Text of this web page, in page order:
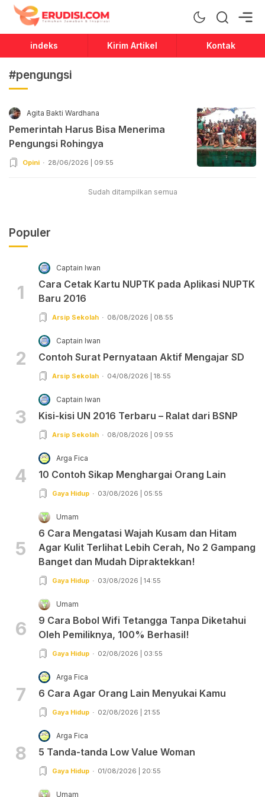
Erudisi
Temukan Jawaban dan Inspirasi
indeks Kirim Artikel Kontak
#pengungsi
Agita Bakti Wardhana
Pemerintah Harus Bisa Menerima
Pengungsi Rohingya
Opini 28/06/2026 | 09:55
Sudah ditampilkan semua
Populer
1
Captain Iwan
Cara Cetak Kartu NUPTK pada Aplikasi NUPTK
Baru 2016
Arsip Sekolah 08/08/2026 | 08:55
2
Captain Iwan
Contoh Surat Pernyataan Aktif Mengajar SD
Arsip Sekolah 04/08/2026 | 18:55
3
Captain Iwan
Kisi-kisi UN 2016 Terbaru – Ralat dari BSNP
Arsip Sekolah 08/08/2026 | 09:55
4
Arga Fica
10 Contoh Sikap Menghargai Orang Lain
Gaya Hidup 03/08/2026 | 05:55
5
Umam
6 Cara Mengatasi Wajah Kusam dan Hitam
Agar Kulit Terlihat Lebih Cerah, No 2 Gampang
Banget dan Mudah Dipraktekkan!
Gaya Hidup 03/08/2026 | 14:55
6
Umam
9 Cara Bobol Wifi Tetangga Tanpa Diketahui
Oleh Pemiliknya, 100% Berhasil!
Gaya Hidup 02/08/2026 | 03:55
7
Arga Fica
6 Cara Agar Orang Lain Menyukai Kamu
Gaya Hidup 02/08/2026 | 21:55
8
Arga Fica
5 Tanda-tanda Low Value Woman
Gaya Hidup 01/08/2026 | 20:55
Umam